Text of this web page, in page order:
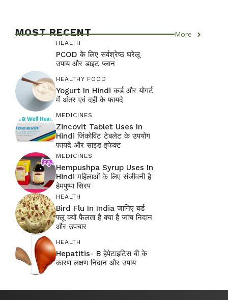
MOST RECENT More
HEALTH
PCOD के लिए सर्वश्रेष्ठ घरेलू
उपाय और डाइट प्लान
HEALTHY FOOD
Yogurt In Hindi कर्ड और योगर्ट
में अंतर एवं दही के फायदे
MEDICINES
Zincovit Tablet Uses In
Hindi जिंकोविट टेबलेट के उपयोग
फायदे और साइड इफेक्ट
MEDICINES
Hempushpa Syrup Uses In
Hindi महिलाओं के लिए संजीवनी है
हेमपुष्पा सिरप
HEALTH
Bird Flu In India जानिए बर्ड
फ्लू क्यों फैलता है क्या है जांच निदान
और उपचार
HEALTH
Hepatitis- B हेपेटाइटिस बी के
कारण लक्षण निदान और उपाय